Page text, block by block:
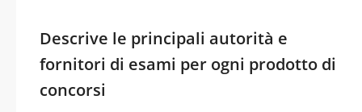
Descrive le principali autorità e
fornitori di esami per ogni prodotto di
concorsi